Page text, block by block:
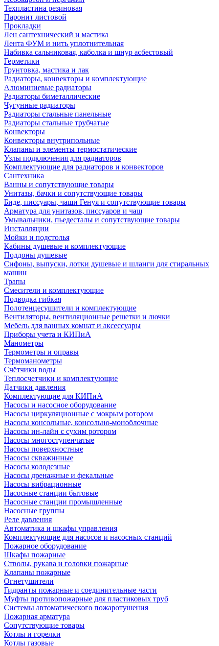
Техпластина резиновая
Паронит листовой
Прокладки
Лен сантехнический и мастика
Лента ФУМ и нить уплотнительная
Набивка сальниковая, каболка и шнур асбестовый
Герметики
Грунтовка, мастика и лак
Радиаторы, конвекторы и комплектующие
Алюминиевые радиаторы
Радиаторы биметаллические
Чугунные радиаторы
Радиаторы стальные панельные
Радиаторы стальные трубчатые
Конвекторы
Конвекторы внутрипольные
Клапаны и элементы термостатические
Узлы подключения для радиаторов
Комплектующие для радиаторов и конвекторов
Сантехника
Ванны и сопутствующие товары
Унитазы, бачки и сопутствующие товары
Биде, писсуары, чаши Генуя и сопутствующие товары
Арматура для унитазов, писсуаров и чаш
Умывальники, пьедесталы и сопутствующие товары
Инсталляции
Мойки и подстолья
Кабины душевые и комплектующие
Поддоны душевые
Сифоны, выпуски, лотки душевые и шланги для стиральных
машин
Трапы
Смесители и комплектующие
Подводка гибкая
Полотенцесушители и комплектующие
Вентиляторы, вентиляционные решетки и лючки
Мебель для ванных комнат и аксессуары
Приборы учета и КИПиА
Манометры
Термометры и оправы
Термоманометры
Счётчики воды
Теплосчетчики и комплектующие
Датчики давления
Комплектующие для КИПиА
Насосы и насосное оборудование
Насосы циркуляционные с мокрым ротором
Насосы консольные, консольно-моноблочные
Насосы ин-лайн с сухим ротором
Насосы многоступенчатые
Насосы поверхностные
Насосы скважинные
Насосы колодезные
Насосы дренажные и фекальные
Насосы вибрационные
Насосные станции бытовые
Насосные станции промышленные
Насосные группы
Реле давления
Автоматика и шкафы управления
Комплектующие для насосов и насосных станций
Пожарное оборудование
Шкафы пожарные
Стволы, рукава и головки пожарные
Клапаны пожарные
Огнетушители
Гидранты пожарные и соединительные части
Муфты противопожарные для пластиковых труб
Системы автоматического пожаротушения
Пожарная арматура
Сопутствующие товары
Котлы и горелки
Котлы газовые